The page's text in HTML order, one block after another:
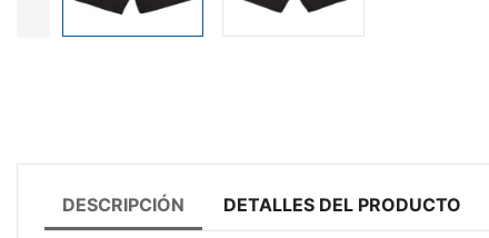
DESCRIPCIÓN DETALLES DEL PRODUCTO